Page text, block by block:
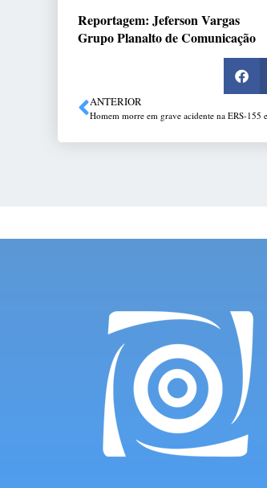
Reportagem: Jeferson Vargas
Grupo Planalto de Comunicação
ANTERIOR
Homem morre em grave acidente na ERS-155